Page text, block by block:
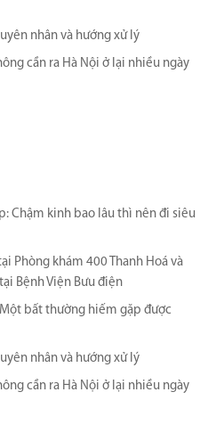
nhân và hướng xử lý
cần ra Hà Nội ở lại nhiều ngày
Chậm kinh bao lâu thì nên đi siêu
Phòng khám 400 Thanh Hoá và
Bệnh Viện Bưu điện
bất thường hiếm gặp được
nhân và hướng xử lý
cần ra Hà Nội ở lại nhiều ngày